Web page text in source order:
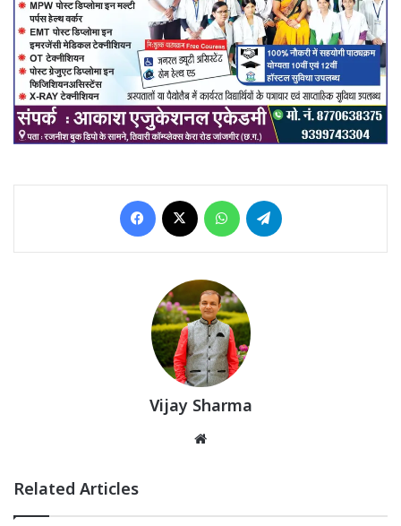
Facebook WhatsApp
Vijay Sharma
Related Articles